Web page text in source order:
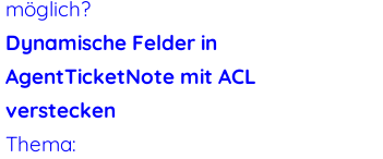
möglich?
Dynamische Felder in
AgentTicketNote mit ACL
verstecken
Thema: